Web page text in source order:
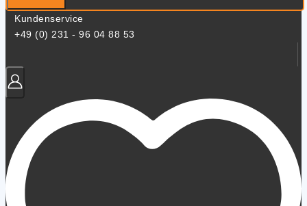
Kundenservice
+49 (0) 231 - 96 04 88 53